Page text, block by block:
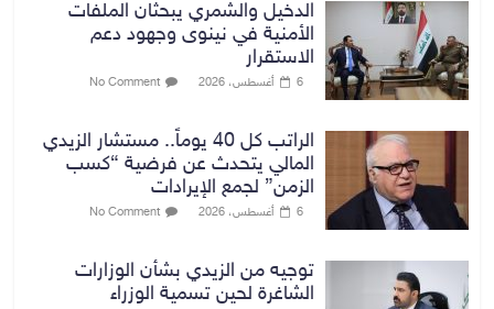
الدخيل والشمري يبحثان الملفات
الأمنية في نينوى وجهود دعم
الاستقرار
6 أغسطس، 2026 No Comment
الراتب كل 40 يوماً.. مستشار الزيدي
المالي يتحدث عن فرضية “كسب
الزمن” لجمع الإيرادات
6 أغسطس، 2026 No Comment
توجيه من الزيدي بشأن الوزارات
الشاغرة لحين تسمية الوزراء